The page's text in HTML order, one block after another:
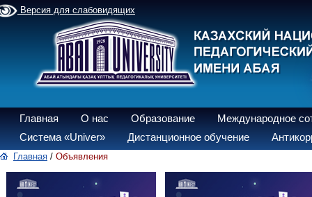
Версия для слабовидящих
Главная О нас Образование
Международное
Система «Univer»
Дистанционное обучение
Главная / Объявления